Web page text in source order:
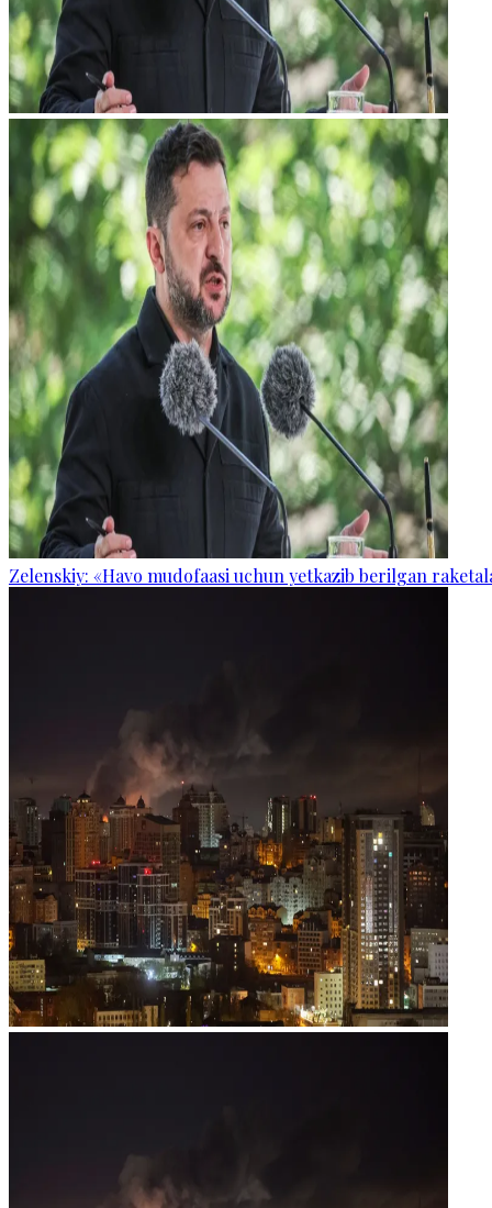
Zelenskiy: «Havo mudofaasi uchun yetkazib berilgan